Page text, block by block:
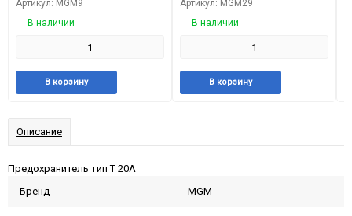
Артикул: MGM9
В наличии
В корзину
Артикул: MGM29
В наличии
В корзину
Описание
Предохранитель тип T 20A
Бренд
MGM